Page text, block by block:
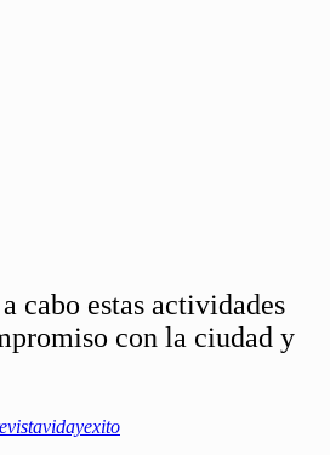
cabo estas actividades
con la ciudad y